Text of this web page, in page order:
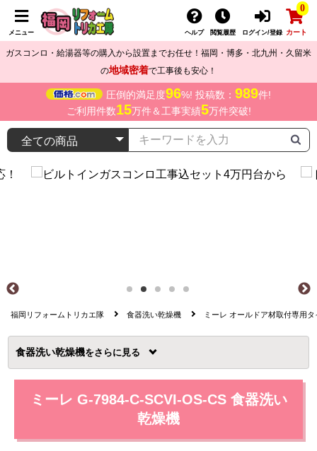
メニュー ヘルプ 閲覧履歴 ログイン/登録
0
カート
ガスコンロ・給湯器等の購入から設置までお任せ！福岡・博多・北九州・久留米
の地域密着で工事後も安心！
圧倒的満足度96%! 投稿数： 989件!
ご利用件数15万件＆工事実績5万件突破!
福岡リフォームトリカエ隊 食器洗い乾燥機 ミーレ オールドア材取付専用
食器洗い乾燥機を
ミーレ G-7984-C-SCVI-OS-CS 食器洗い
乾燥機